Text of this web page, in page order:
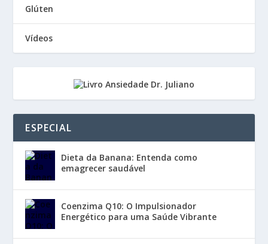
Glúten
Vídeos
ESPECIAL
Dieta da Banana: Entenda como
emagrecer saudável
Coenzima Q10: O Impulsionador
Energético para uma Saúde Vibrante